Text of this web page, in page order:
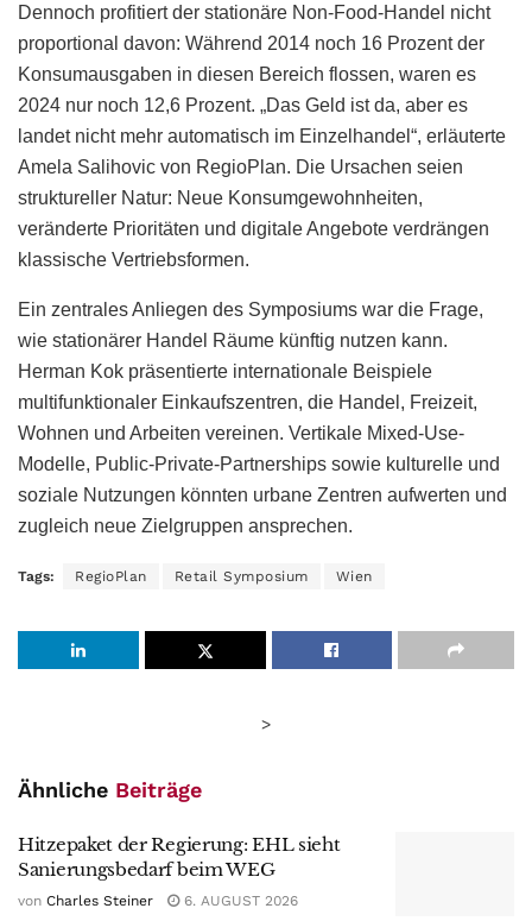
Dennoch profitiert der stationäre Non-Food-Handel nicht
proportional davon: Während 2014 noch 16 Prozent der
Konsumausgaben in diesen Bereich flossen, waren es
2024 nur noch 12,6 Prozent. „Das Geld ist da, aber es
landet nicht mehr automatisch im Einzelhandel“, erläuterte
Amela Salihovic von RegioPlan. Die Ursachen seien
struktureller Natur: Neue Konsumgewohnheiten,
veränderte Prioritäten und digitale Angebote verdrängen
klassische Vertriebsformen.
Ein zentrales Anliegen des Symposiums war die Frage,
wie stationärer Handel Räume künftig nutzen kann.
Herman Kok präsentierte internationale Beispiele
multifunktionaler Einkaufszentren, die Handel, Freizeit,
Wohnen und Arbeiten vereinen. Vertikale Mixed-Use-
Modelle, Public-Private-Partnerships sowie kulturelle und
soziale Nutzungen könnten urbane Zentren aufwerten und
zugleich neue Zielgruppen ansprechen.
Tags: RegioPlan Retail Symposium Wien
>
Ähnliche Beiträge
Hitzepaket der Regierung: EHL sieht
Sanierungsbedarf beim WEG
von Charles Steiner 6. AUGUST 2026